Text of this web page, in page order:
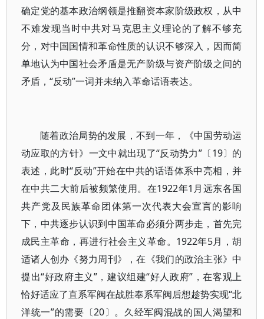
确定党的基本政治纲领是推翻资本家阶级政权，从中
不难发现当时中共对马克思主义理论的了解不够充
分，对中国国情和革命性质的认识不够深入，因而简
单地认为中国社会矛盾是无产阶级与资产阶级之间的
矛盾，“反动”一词并未纳入革命话语表达。
随着政治局势的发展，不到一年，《中国劳动运
动应取的方针》一文中就出现了“反动势力”〔19〕的
表述，此时“反动”开始在中共的话语体系中亮相，并
在中共二大前后被频繁使用。在1922年1月远东各国
共产党及民族革命团体第一次代表大会宣言的影响
下，中共逐步认识到中国革命必须分两步走，首先完
成民主革命，再进行社会主义革命。1922年5月，胡
适诸人创办《努力周刊》，在《我们的政治主张》中
提出“好政府主义”，建议组建“好人政府”，在客观上
恰好适应了直系军阀在战胜奉系军阀后想趁势实现“北
洋统一”的需要〔20〕。久经军阀混战的国人渴望和